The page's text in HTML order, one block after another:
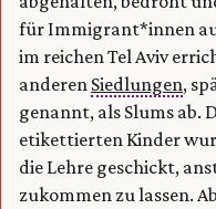
für Immigrant*innen
im reichen Tel Aviv
anderen Siedlungen,
genannt, als Slums ab.
etikettierten Kinder
die Lehre geschickt,
zukommen zu lassen.